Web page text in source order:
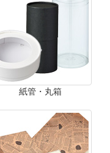
紙管・丸箱